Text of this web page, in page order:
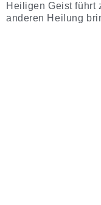
Heiligen Geist führt
anderen Heilung